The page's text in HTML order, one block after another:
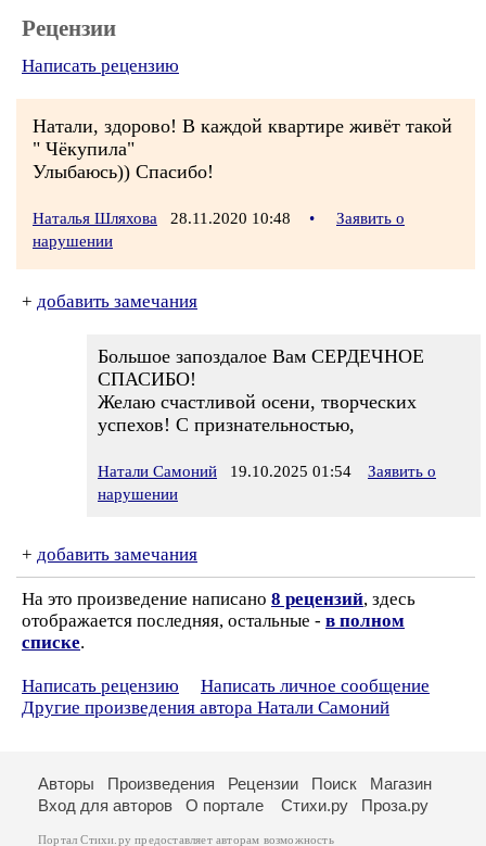
Рецензии
Написать рецензию
Натали, здорово! В каждой квартире живёт такой
" Чёкупила"
Улыбаюсь)) Спасибо!
Наталья Шляхова 28.11.2020 10:48 •
Заявить о
нарушении
+ добавить замечания
Большое запоздалое Вам СЕРДЕЧНОЕ
СПАСИБО!
Желаю счастливой осени, творческих
успехов! С признательностью,
Натали Самоний 19.10.2025 01:54
Заявить о
нарушении
+ добавить замечания
На это произведение написано 8 рецензий, здесь
отображается последняя, остальные - в полном
списке.
Написать рецензию
Написать личное сообщение
Другие произведения автора Натали Самоний
Авторы Произведения Рецензии Поиск
Магазин
Вход для авторов
О портале Стихи.ру Проза.ру
Портал Стихи.ру предоставляет авторам возможность